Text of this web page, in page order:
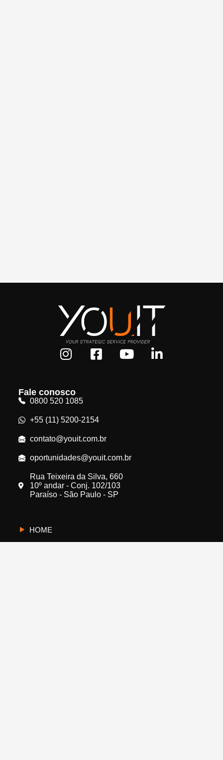
Fale conosco
0800 520 1085
+55 (11) 5200-2154
contato@youit.com.br
oportunidades@youit.com.br
Rua Teixeira da Silva, 660
10º andar - Conj. 102/103
Paraíso - São Paulo - SP
HOME